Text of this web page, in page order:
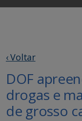
‹ Voltar
DOF
drogas e
de grosso